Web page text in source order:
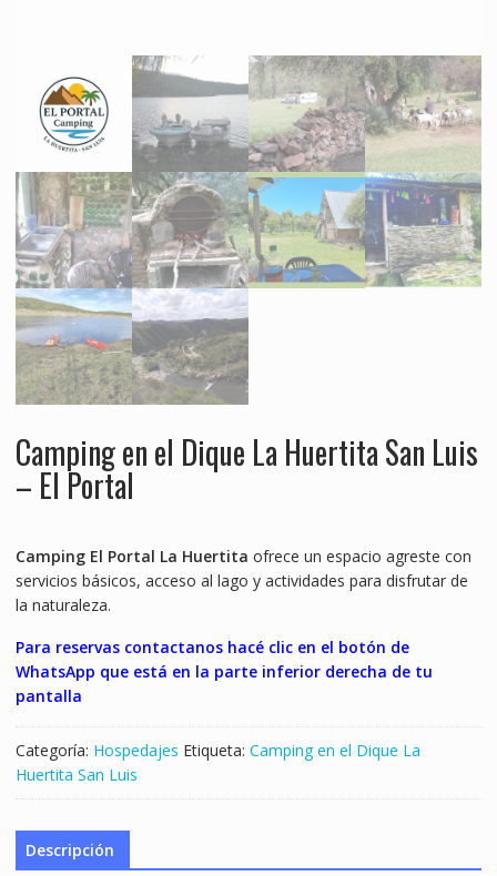
Camping en el Dique La Huertita San Luis
– El Portal
Camping El Portal La Huertita ofrece un espacio agreste con
servicios básicos, acceso al lago y actividades para disfrutar de
la naturaleza.
Para reservas contactanos hacé clic en el botón de
WhatsApp que está en la parte inferior derecha de tu
pantalla
Categoría: Hospedajes Etiqueta: Camping en el Dique La
Huertita San Luis
Descripción